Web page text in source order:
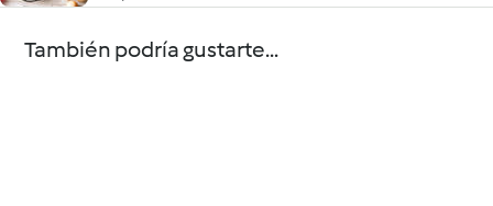
También podría gustarte...